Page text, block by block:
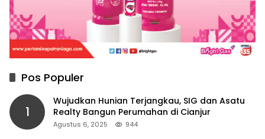
Pos Populer
1
Wujudkan Hunian Terjangkau, SIG dan Asatu
Realty Bangun Perumahan di Cianjur
Agustus 6, 2025 944